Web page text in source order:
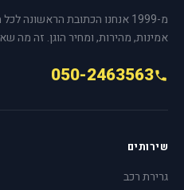
מ-1999 אנחנו הכתובת הראשונה
אמינות, מהירות, ומחיר הוגן. זה מה
050-2463563
שירותים
גרירת רכב